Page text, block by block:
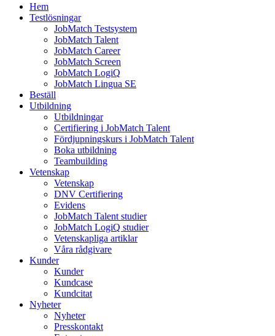
Hem
Testlösningar
JobMatch Testsystem
JobMatch Talent
JobMatch Career
JobMatch Screen
JobMatch LogiQ
JobMatch Lingua SE
Beställ
Utbildning
Utbildningar
Certifiering i JobMatch Talent
Fördjupningskurs i JobMatch Talent
Boka utbildning
Teambuilding
Vetenskap
Vetenskap
DNV Certifiering
Evidens
JobMatch Talent studier
JobMatch LogiQ studier
Vetenskapliga artiklar
Våra rådgivare
Kunder
Kunder
Kundcase
Kundcitat
Nyheter
Nyheter
Presskontakt